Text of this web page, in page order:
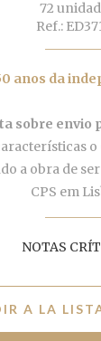
72
Ref.:
anos da
sobre envio
a obra de
CPS em
NOTAS
A LA